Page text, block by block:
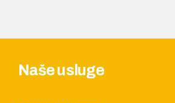
Naše usluge